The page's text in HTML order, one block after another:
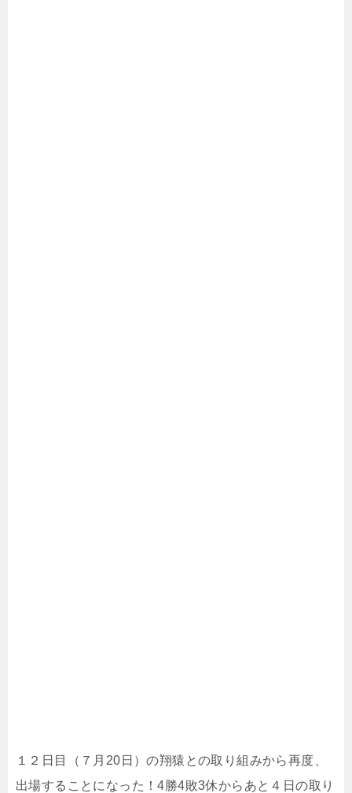
１２日目（７月20日）の翔猿との取り組みから再度、
出場することになった！4勝4敗3休からあと４日の取り